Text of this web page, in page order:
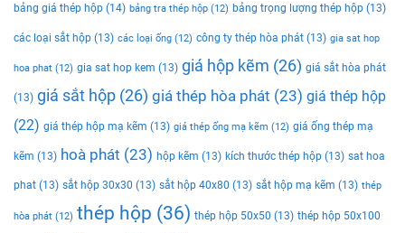
bảng giá thép hộp (14) bảng tra thép hộp (12) bảng trọng lượng thép hộp (13)
các loại sắt hộp (13) các loại ống (12) công ty thép hòa phát (13) gia sat hop
hoa phat (12) gia sat hop kem (13) giá hộp kẽm (26) giá sắt hòa phát
(13) giá sắt hộp (26) giá thép hòa phát (23) giá thép hộp
(22) giá thép hộp mạ kẽm (13) giá thép ống mạ kẽm (12) giá ống thép mạ
kẽm (13) hoà phát (23) hộp kẽm (13) kích thước thép hộp (13) sat hoa
phat (13) sắt hộp 30x30 (13) sắt hộp 40x80 (13) sắt hộp mạ kẽm (13) thép
hòa phát (12) thép hộp (36) thép hộp 50x50 (13) thép hộp 50x100